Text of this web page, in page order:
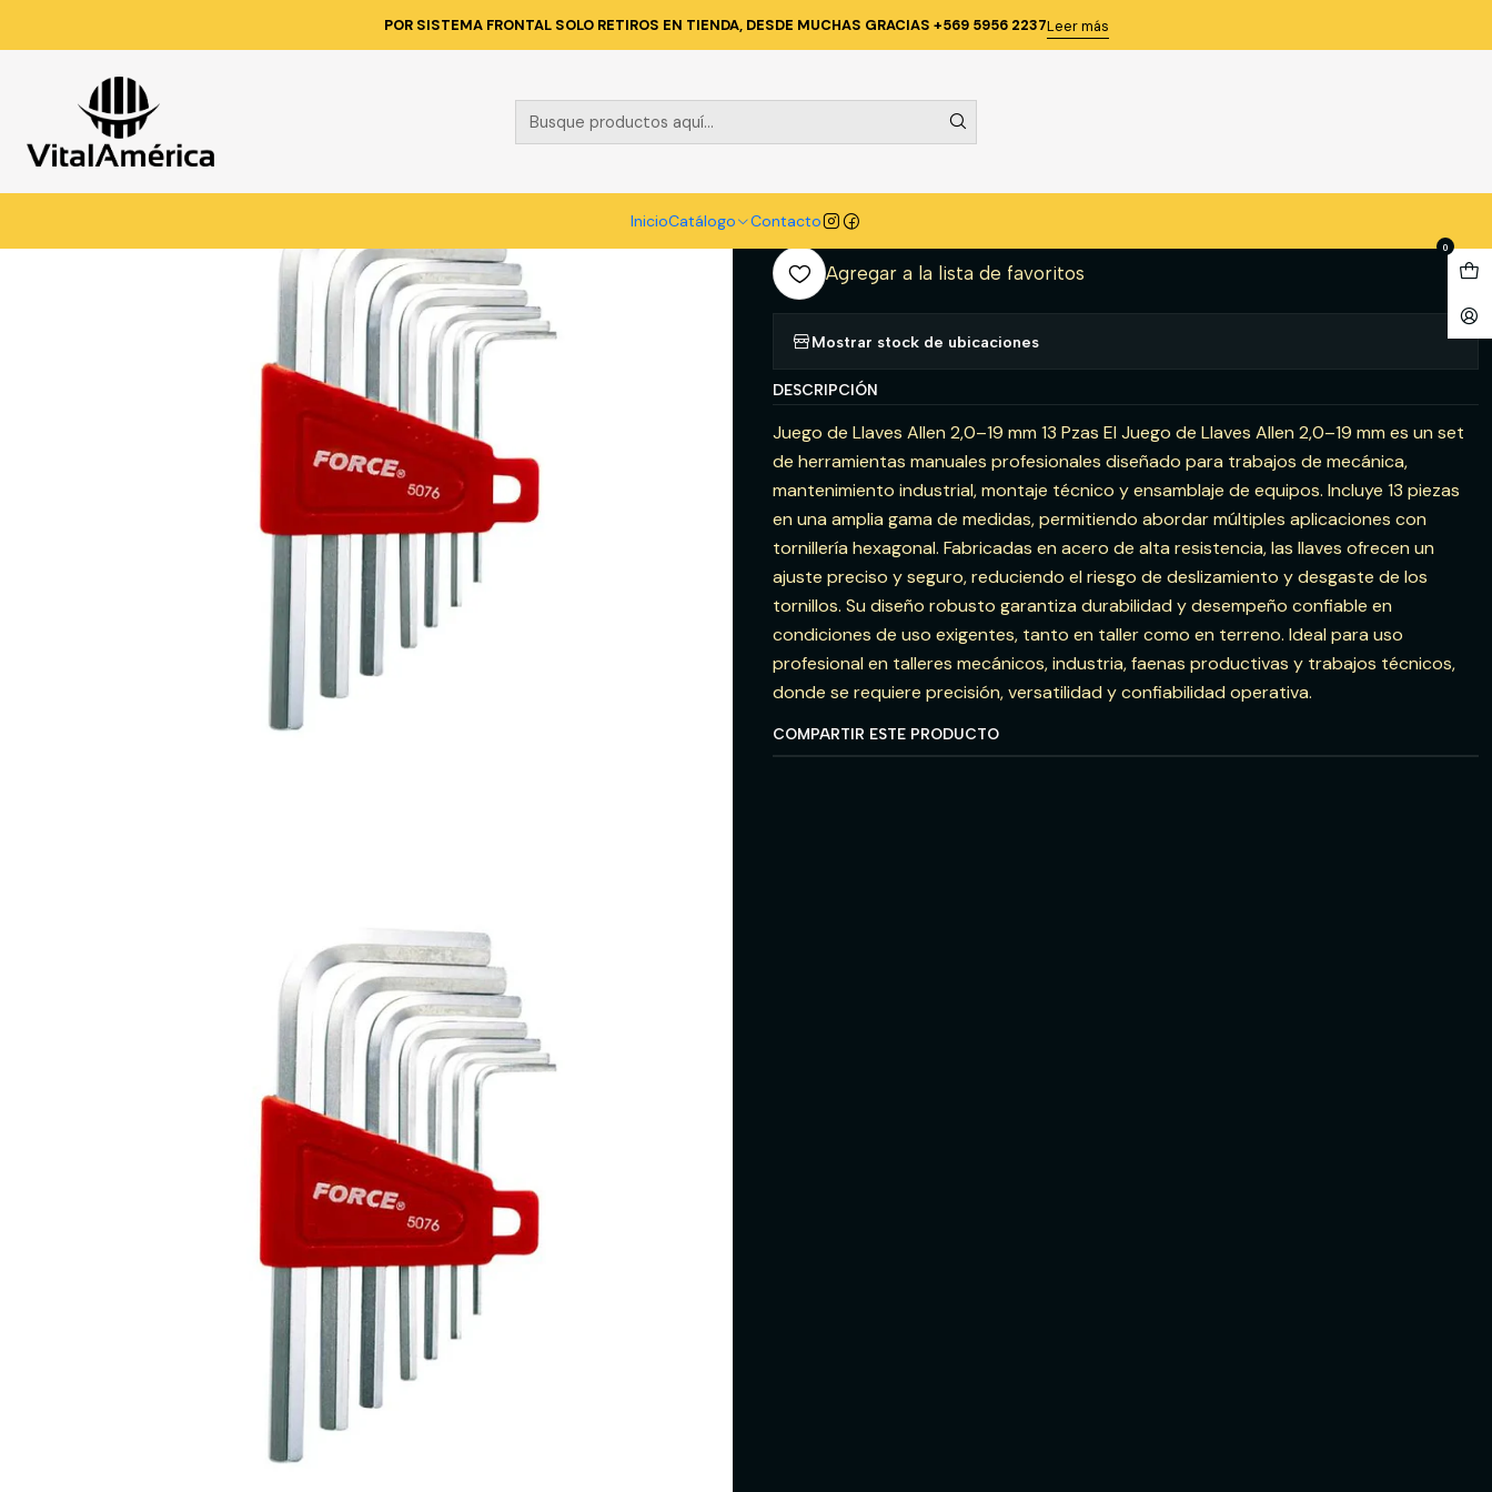
InicioCatálogo Contacto
0
POR SISTEMA FRONTAL SOLO RETIROS EN TIENDA, DESDE MUCHAS GRACIAS +569 5956 2237Leer más
Inicio Catálogo FERRETERIA HERRAMIENTAS MANUALES JGO. LLAVES ALLEN 2.0-19 MM. 13 PZAS. (5137)
|
JGO. LLAVES ALLEN 2.0-19 MM. 13 PZAS.
(5137)
Cantidad
Agregar a la lista de favoritos
Mostrar stock de ubicaciones
DESCRIPCIÓN
Juego de Llaves Allen 2,0–19 mm 13 Pzas El Juego de Llaves Allen 2,0–19 mm es un set
de herramientas manuales profesionales diseñado para trabajos de mecánica,
mantenimiento industrial, montaje técnico y ensamblaje de equipos. Incluye 13 piezas
en una amplia gama de medidas, permitiendo abordar múltiples aplicaciones con
tornillería hexagonal. Fabricadas en acero de alta resistencia, las llaves ofrecen un
ajuste preciso y seguro, reduciendo el riesgo de deslizamiento y desgaste de los
tornillos. Su diseño robusto garantiza durabilidad y desempeño confiable en
condiciones de uso exigentes, tanto en taller como en terreno. Ideal para uso
profesional en talleres mecánicos, industria, faenas productivas y trabajos técnicos,
donde se requiere precisión, versatilidad y confiabilidad operativa.
COMPARTIR ESTE PRODUCTO